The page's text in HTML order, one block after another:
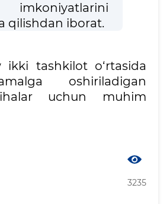
qilishdan iborat.
ikki tashkilot o‘rtasida
oshiriladigan
uchun muhim
3235